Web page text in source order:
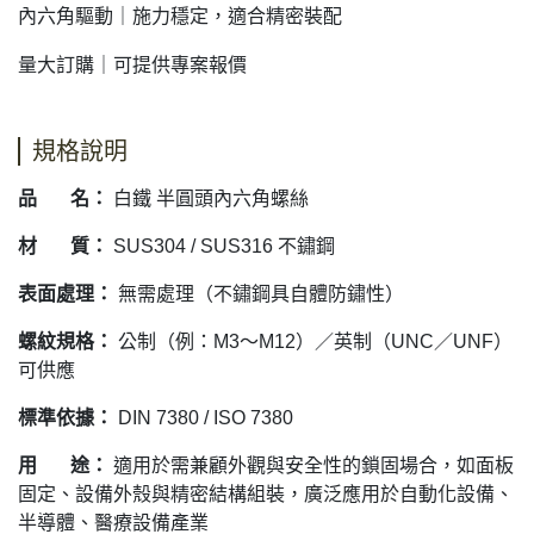
內六角驅動｜施力穩定，適合精密裝配
量大訂購｜可提供專案報價
規格說明
品 名： 白鐵 半圓頭內六角螺絲
材 質： SUS304 / SUS316 不鏽鋼
表面處理： 無需處理（不鏽鋼具自體防鏽性）
螺紋規格： 公制（例：M3～M12）／英制（UNC／UNF）
可供應
標準依據： DIN 7380 / ISO 7380
用 途： 適用於需兼顧外觀與安全性的鎖固場合，如面板
固定、設備外殼與精密結構組裝，廣泛應用於自動化設備、
半導體、醫療設備產業